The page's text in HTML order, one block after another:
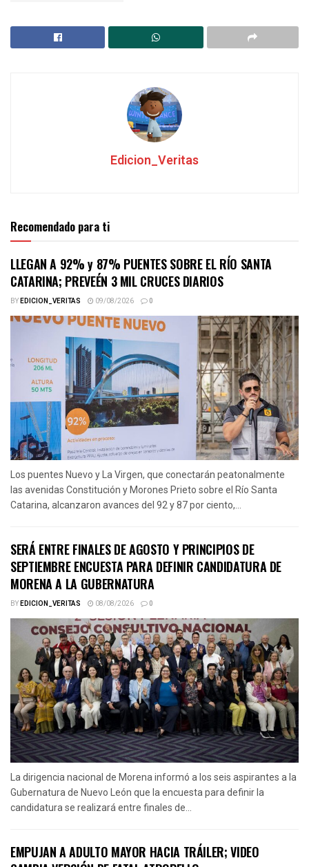
Edicion_Veritas
Recomendado para ti
LLEGAN A 92% y 87% PUENTES SOBRE EL RÍO SANTA
CATARINA; PREVEÉN 3 MIL CRUCES DIARIOS
BYEDICION_VERITAS 09/08/2026 0
Los puentes Nuevo y La Virgen, que conectarán peatonalmente
las avenidas Constitución y Morones Prieto sobre el Río Santa
Catarina, alcanzaron avances del 92 y 87 por ciento,...
SERÁ ENTRE FINALES DE AGOSTO Y PRINCIPIOS DE
SEPTIEMBRE ENCUESTA PARA DEFINIR CANDIDATURA DE
MORENA A LA GUBERNATURA
BYEDICION_VERITAS 08/08/2026 0
La dirigencia nacional de Morena informó a los seis aspirantes a la
Gubernatura de Nuevo León que la encuesta para definir la
candidatura se realizará entre finales de...
EMPUJAN A ADULTO MAYOR HACIA TRÁILER; VIDEO